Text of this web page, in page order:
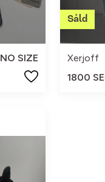
NO SIZE
Xerjoff
1800